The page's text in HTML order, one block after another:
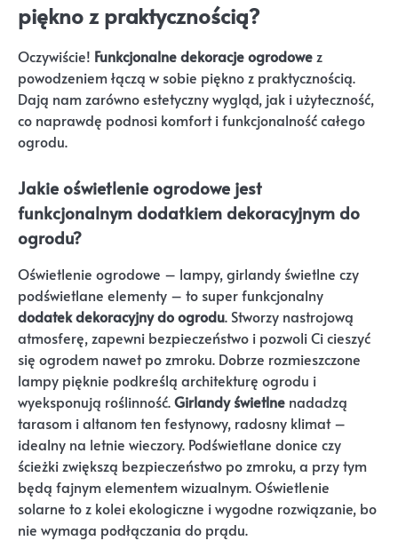
piękno z praktycznością?
Oczywiście! Funkcjonalne dekoracje ogrodowez
powodzeniem łączą w sobie piękno z praktycznością.
Dają nam zarówno estetyczny wygląd, jak i użyteczność,
co naprawdę podnosi komfort i funkcjonalność całego
ogrodu.
Jakie oświetlenie ogrodowe jest
funkcjonalnym dodatkiem dekoracyjnym do
ogrodu?
Oświetlenie ogrodowe – lampy, girlandy świetlne czy
podświetlane elementy – to super funkcjonalny
dodatek dekoracyjny do ogrodu. Stworzy nastrojową
atmosferę, zapewni bezpieczeństwo i pozwoli Ci cieszyć
się ogrodem nawet po zmroku. Dobrze rozmieszczone
lampy pięknie podkreślą architekturę ogrodu i
wyeksponują roślinność.Girlandy świetlne nadadzą
tarasom i altanom ten festynowy, radosny klimat –
idealny na letnie wieczory. Podświetlane donice czy
ścieżki zwiększą bezpieczeństwo po zmroku, a przy tym
będą fajnym elementem wizualnym. Oświetlenie
solarne to z kolei ekologiczne i wygodne rozwiązanie, bo
nie wymaga podłączania do prądu.